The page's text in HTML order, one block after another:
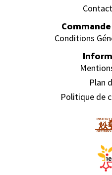
Conditions
Plan
Politique de